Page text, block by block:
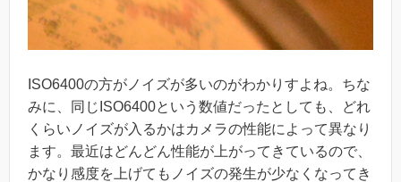
ISO6400の方がノイズが多いのがわかりすよね。ちな
みに、同じISO6400という数値だったとしても、どれ
くらいノイズが入るかはカメラの性能によって異なり
ます。最近はどんどん性能が上がってきているので、
かなり感度を上げてもノイズの発生が少なくなってき